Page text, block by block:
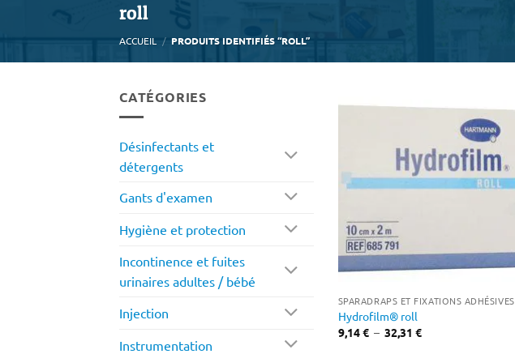
roll
ACCUEIL / PRODUITS IDENTIFIÉS “ROLL”
CATÉGORIES
Désinfectants et
détergents
Gants d'examen
Hygiène et protection
Incontinence et fuites
urinaires adultes / bébé
Injection
Instrumentation
SPARADRAPS ET FIXATIONS ADHÉSIVES
Hydrofilm® roll
9,14€ – 32,31 €Plage